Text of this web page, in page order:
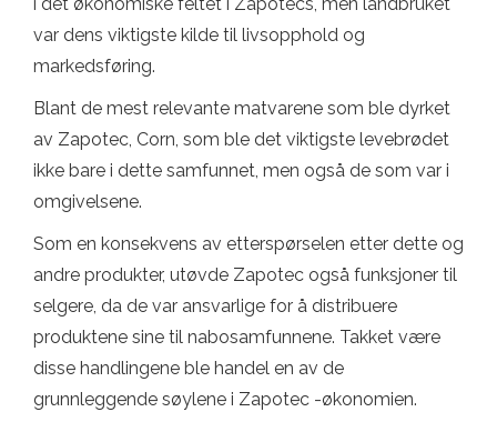
i det økonomiske feltet i Zapotecs, men landbruket
var dens viktigste kilde til livsopphold og
markedsføring.
Blant de mest relevante matvarene som ble dyrket
av Zapotec, Corn, som ble det viktigste levebrødet
ikke bare i dette samfunnet, men også de som var i
omgivelsene.
Som en konsekvens av etterspørselen etter dette og
andre produkter, utøvde Zapotec også funksjoner til
selgere, da de var ansvarlige for å distribuere
produktene sine til nabosamfunnene. Takket være
disse handlingene ble handel en av de
grunnleggende søylene i Zapotec -økonomien.